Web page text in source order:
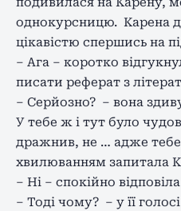
однокурсницю. Карена
цікавістю спершись на
– Ага – коротко
писати реферат з
– Серйозно? – вона
У тебе ж і тут було
дражнив, не … адже
хвилюванням запитала
– Ні – спокійно
– Тоді чому? – у її